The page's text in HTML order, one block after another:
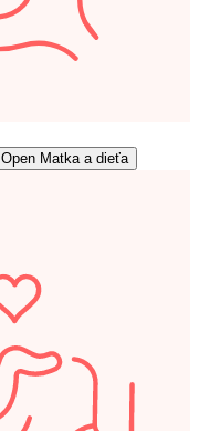
Open Matka a dieťa